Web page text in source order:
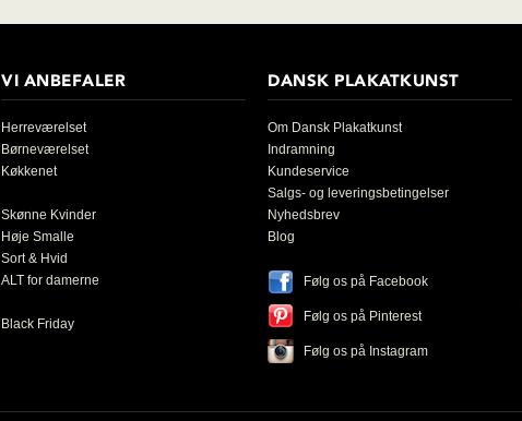
VI ANBEFALER
Herreværelset
Børneværelset
Køkkenet
Skønne Kvinder
Høje Smalle
Sort & Hvid
ALT for damerne
Black Friday
DANSK PLAKATKUNST
Om Dansk Plakatkunst
Indramning
Kundeservice
Salgs- og leveringsbetingelser
Nyhedsbrev
Blog
Følg os på Facebook
Følg os på Pinterest
Følg os på Instagram